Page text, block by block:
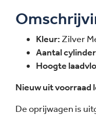
Kleur: Zilver
Aantal
Hoogte
Nieuw uit voorraad
De oprijwagen is